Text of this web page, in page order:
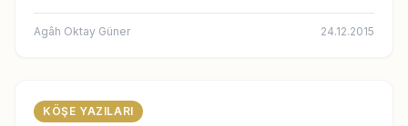
Agâh Oktay Güner 24.12.2015
KÖŞE YAZILARI